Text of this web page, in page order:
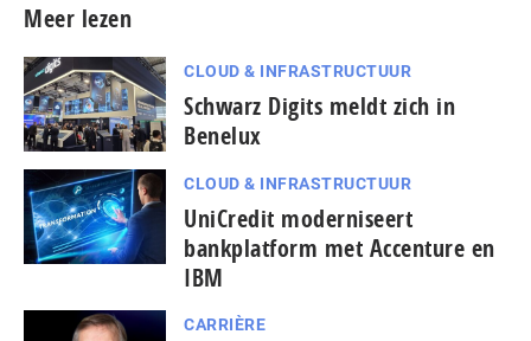
Meer lezen
CLOUD & INFRASTRUCTUUR
Schwarz Digits meldt zich in
Benelux
CLOUD & INFRASTRUCTUUR
UniCredit moderniseert
bankplatform met Accenture en
IBM
CARRIÈRE